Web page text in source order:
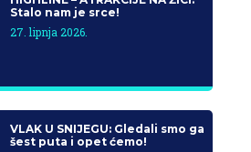
Stalo nam je srce!
27. lipnja 2026.
VLAK U SNIJEGU: Gledali smo ga
šest puta i opet ćemo!